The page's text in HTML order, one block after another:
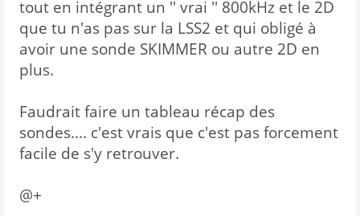
tout en intégrant un '' vrai '' 800kHz et le 2D
que tu n'as pas sur la LSS2 et qui obligé à
avoir une sonde SKIMMER ou autre 2D en
plus.
Faudrait faire un tableau récap des
sondes.... c'est vrais que c'est pas forcement
facile de s'y retrouver.
@+